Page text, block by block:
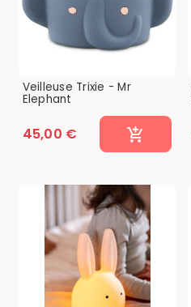
Veilleuse Trixie - Mr
Elephant
45,00 €